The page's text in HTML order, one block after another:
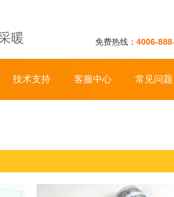
暖 免费热线： 4006-
技术支持 客服中心 常见问题